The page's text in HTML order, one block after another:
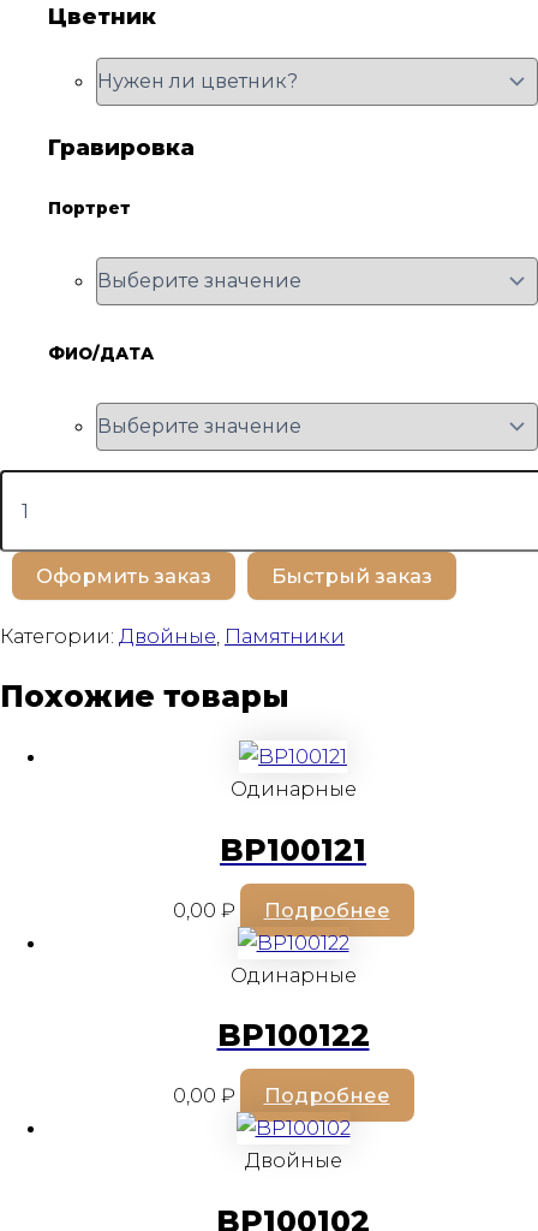
Цветник
Гравировка
Портрет
ФИО/ДАТА
Количество
товара
Оформить заказ Быстрый заказ
Категории: Двойные Памятники
Похожие товары
Одинарные
BP100121
0,00 ₽ Подробнее
Одинарные
BP100122
0,00 ₽ Подробнее
Двойные
BP100102